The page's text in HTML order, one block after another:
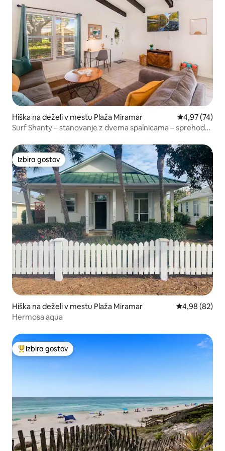
Hiška na deželi v mestu Plaža Miramar Povprečna
4,97 (74)
Surf Shanty – stanovanje z dvema spalnicama – sprehod
Izbira gostov
Izbira gostov
Hiška na deželi v mestu Plaža Miramar Povprečna
4,98 (82)
Hermosa aqua
Najbolj priljubljena prenočišča z značko »Izbira gostov«
Izbira gostov